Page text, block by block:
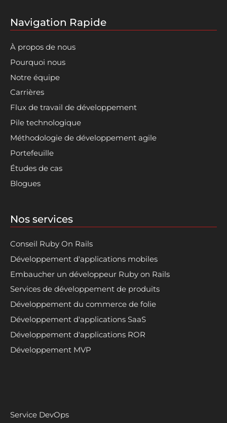
Navigation Rapide
À propos de nous
Pourquoi nous
Notre équipe
Carrières
Flux de travail de développement
Pile technologique
Méthodologie de développement agile
Portefeuille
Études de cas
Blogues
Nos services
Conseil Ruby On Rails
Développement d'applications mobiles
Embaucher un développeur Ruby on Rails
Services de développement de produits
Développement du commerce de folie
Développement d'applications SaaS
Développement d'applications ROR
Développement MVP
Service DevOps